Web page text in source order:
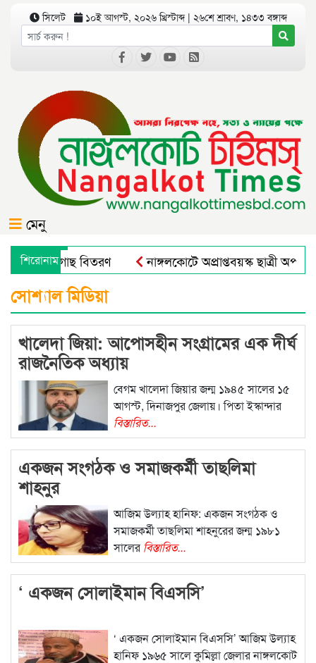
সিলেট ১০ই আগস্ট, ২০২৬ খ্রিস্টাব্দ | ২৬শে শ্রাবণ, ১৪৩৩ বঙ্গাব্দ
মেনু
শিরোনাম
ও চারাগাছ বিতরণ
নাঙ্গলকোটে অপ্রাপ্তবয়স্ক ছাত্রী
ট্রান্সফরমেশন ফর নিউট্রিশন, এন্টারপ্রেনরশিপ এন্ড
সোশ্যাল মিডিয়া
খালেদা জিয়া: আপোসহীন সংগ্রামের এক দীর্ঘ
রাজনৈতিক অধ্যায়
বেগম খালেদা জিয়ার জন্ম ১৯৪৫ সালের ১৫
আগস্ট, দিনাজপুর জেলায়। পিতা ইস্কান্দার
বিস্তারিত...
একজন সংগঠক ও সমাজকর্মী তাছলিমা
শাহনুর
আজিম উল্যাহ হানিফ: একজন সংগঠক ও
সমাজকর্মী তাছলিমা শাহনুরের জন্ম ১৯৮১
সালের বিস্তারিত...
‘ একজন সোলাইমান বিএসসি’
‘ একজন সোলাইমান বিএসসি’ আজিম উল্যাহ
হানিফ ১৯৬৫ সালে কুমিল্লা জেলার নাঙ্গলকোট